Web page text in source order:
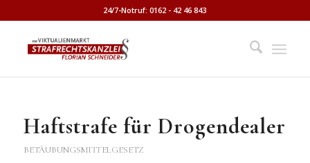
24/7-Notruf: 0162 - 42 46 843
Haftstrafe für Drogendealer
BETÄUBUNGSMITTELGESETZ